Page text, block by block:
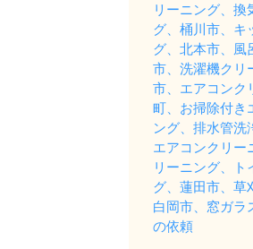
リーニング、換
グ、桶川市、キ
グ、北本市、風
市、洗濯機クリ
市、エアコンク
町、お掃除付き
ング、排水管洗
エアコンクリー
リーニング、ト
グ、蓮田市、草
白岡市、窓ガラ
の依頼